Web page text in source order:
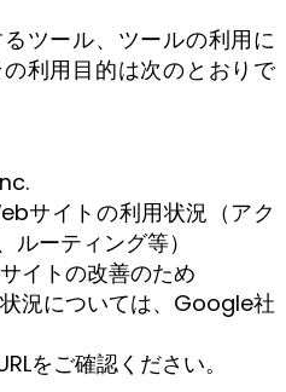
ツール、ツールの利用に
利用目的は次のとおりで
サイトの利用状況（アク
ルーティング等）
イトの改善のため
況については、Google社
をご確認ください。